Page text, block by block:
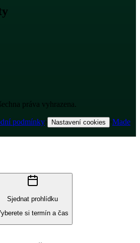
práva vyhrazena.
podmínky· Nastavení cookies ·Made
Sjednat prohlídku
si termín a čas